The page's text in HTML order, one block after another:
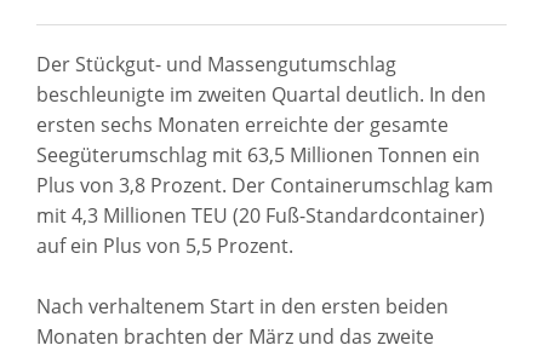
Der Stückgut- und Massengutumschlag
beschleunigte im zweiten Quartal deutlich. In den
ersten sechs Monaten erreichte der gesamte
Seegüterumschlag mit 63,5 Millionen Tonnen ein
Plus von 3,8 Prozent. Der Containerumschlag kam
mit 4,3 Millionen TEU (20 Fuß-Standardcontainer)
auf ein Plus von 5,5 Prozent.
Nach verhaltenem Start in den ersten beiden
Monaten brachten der März und das zweite